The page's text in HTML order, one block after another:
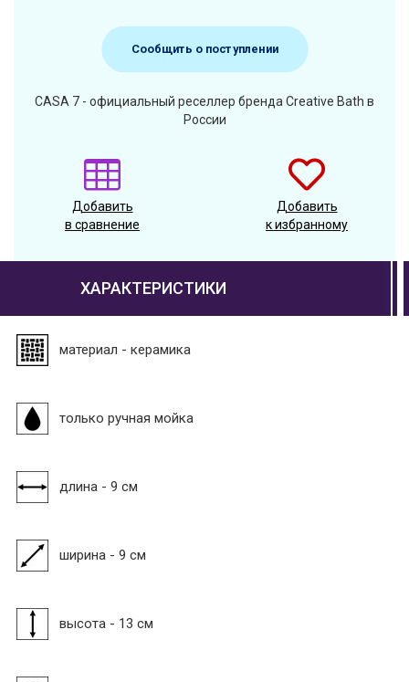
Сообщить о поступлении
CASA 7 - официальный реселлер бренда Creative Bath в
России
Добавить
в сравнение
Добавить
к избранному
ХАРАКТЕРИСТИКИ
материал - керамика
только ручная мойка
длина - 9 см
ширина - 9 см
высота - 13 см